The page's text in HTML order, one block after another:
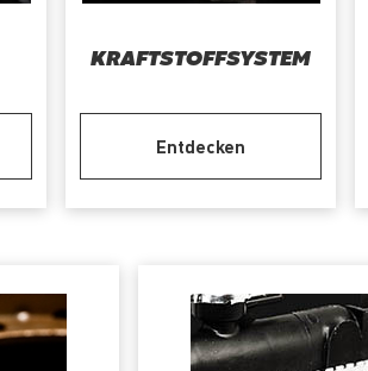
KRAFTSTOFFSYSTEM
Entdecken